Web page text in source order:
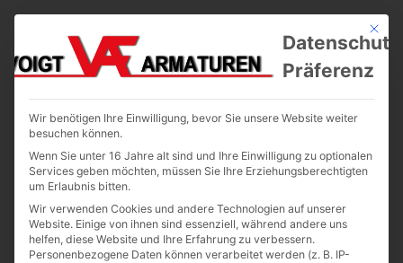
Mit
Präferenz
Wir benötigen Ihre Einwilligung, bevor Sie unsere Website weiter
besuchen können.
Wenn Sie unter 16 Jahre alt sind und Ihre Einwilligung zu optionalen
Services geben möchten, müssen Sie Ihre Erziehungsberechtigten
um Erlaubnis bitten.
Wir verwenden Cookies und andere Technologien auf unserer
Website. Einige von ihnen sind essenziell, während andere uns
helfen, diese Website und Ihre Erfahrung zu verbessern.
Personenbezogene Daten können verarbeitet werden (z. B. IP-